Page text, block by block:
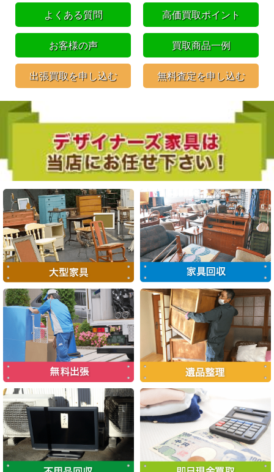
よくある質問 高価買取ポイント
お客様の声 買取商品一例
出張買取を申し込む 無料査定を申し込む